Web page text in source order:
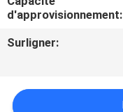
QUALITÉ
CONTACTER
d'approvisionnement:
Surligner: